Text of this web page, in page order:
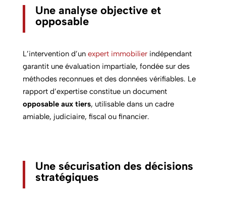
Une analyse objective et
opposable
L’intervention d’un expert immobilierindépendant
garantit une évaluation impartiale, fondée sur des
méthodes reconnues et des données vérifiables. Le
rapport d’expertise constitue un document
opposable aux tiers, utilisable dans un cadre
amiable, judiciaire, fiscal ou financier.
Une sécurisation des décisions
stratégiques